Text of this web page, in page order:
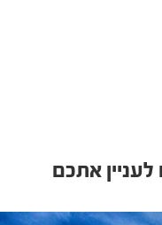
לעניין אתכם